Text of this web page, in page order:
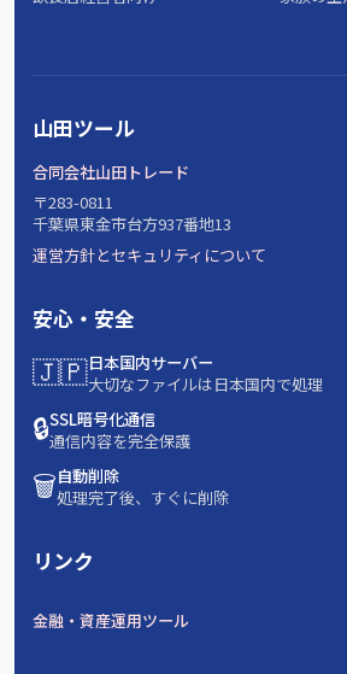
山田ツール
合同会社山田トレード
〒283-0811
千葉県東金市台方937番地13
運営方針とセキュリティについて
安心・安全
🇯🇵日本国内サーバー
大切なファイルは日本国内で処理
🔒SSL暗号化通信
通信内容を完全保護
🗑️自動削除
処理完了後、すぐに削除
リンク
金融・資産運用ツール